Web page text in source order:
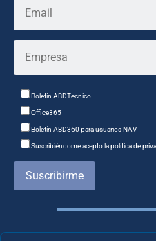
Boletín ABDTecnico
Office365
Boletín ABD360 para usuarios NAV
Suscribiéndome acepto la política de
Suscribirme